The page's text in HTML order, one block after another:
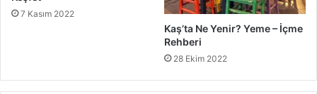
7 Kasım 2022
Kaş’ta Ne Yenir? Yeme – İçme
Rehberi
28 Ekim 2022